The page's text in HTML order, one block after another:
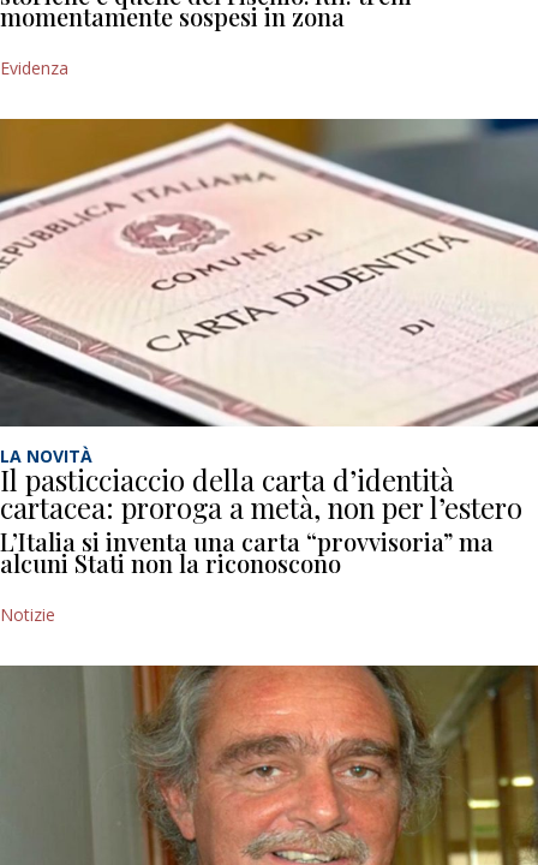
momentamente sospesi in zona
Evidenza
LA NOVITÀ
Il pasticciaccio della carta d’identità
cartacea: proroga a metà, non per l’estero
L’Italia si inventa una carta “provvisoria” ma
alcuni Stati non la riconoscono
Notizie